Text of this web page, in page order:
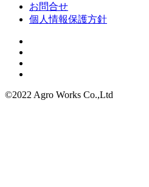
お問合せ
個人情報保護方針
©2022 Agro Works Co.,Ltd